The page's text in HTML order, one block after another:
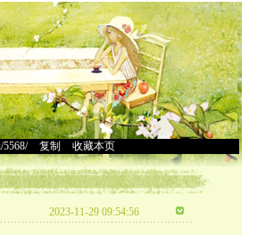
5568/> 复制 收藏本页
2023-11-29 09:54:56